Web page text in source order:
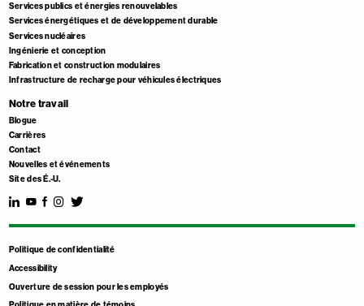
Services publics et énergies renouvelables
Services énergétiques et de développement durable
Services nucléaires
Ingénierie et conception
Fabrication et construction modulaires
Infrastructure de recharge pour véhicules électriques
Notre travail
Blogue
Carrières
Contact
Nouvelles et événements
Site des É.-U.
Politique de confidentialité
Accessibility
Ouverture de session pour les employés